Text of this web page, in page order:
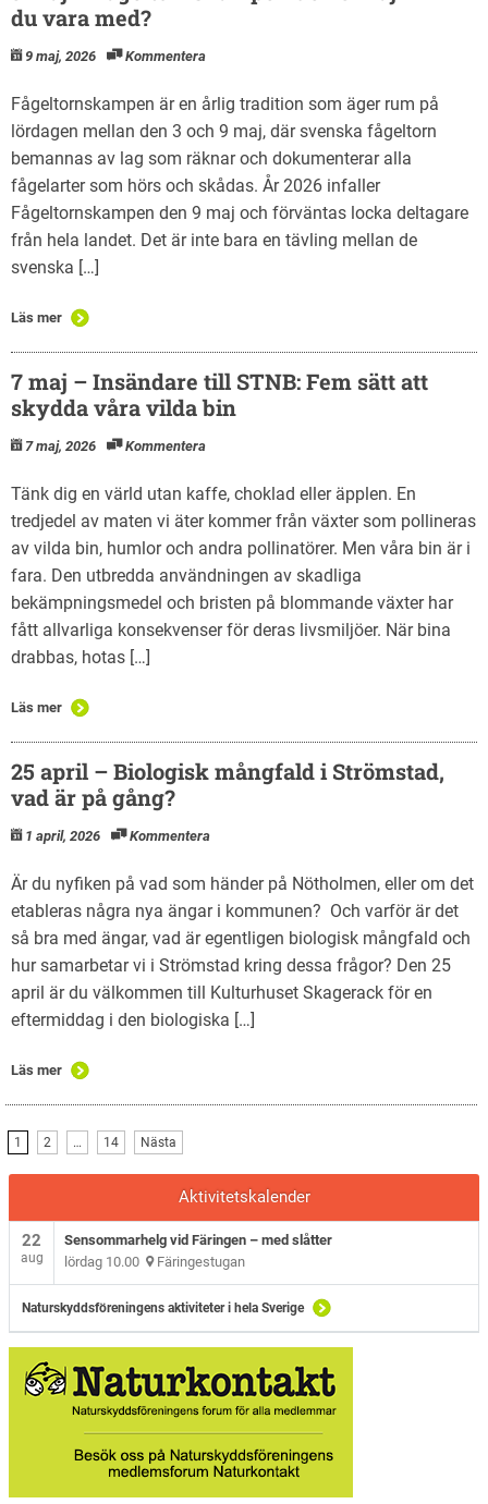
du vara med?
9 maj, 2026 Kommentera
Fågeltornskampen är en årlig tradition som äger rum på
lördagen mellan den 3 och 9 maj, där svenska fågeltorn
bemannas av lag som räknar och dokumenterar alla
fågelarter som hörs och skådas. År 2026 infaller
Fågeltornskampen den 9 maj och förväntas locka deltagare
från hela landet. Det är inte bara en tävling mellan de
svenska […]
Läs mer
7 maj – Insändare till STNB: Fem sätt att
skydda våra vilda bin
7 maj, 2026 Kommentera
Tänk dig en värld utan kaffe, choklad eller äpplen. En
tredjedel av maten vi äter kommer från växter som pollineras
av vilda bin, humlor och andra pollinatörer. Men våra bin är i
fara. Den utbredda användningen av skadliga
bekämpningsmedel och bristen på blommande växter har
fått allvarliga konsekvenser för deras livsmiljöer. När bina
drabbas, hotas […]
Läs mer
25 april – Biologisk mångfald i Strömstad,
vad är på gång?
1 april, 2026 Kommentera
Är du nyfiken på vad som händer på Nötholmen, eller om det
etableras några nya ängar i kommunen? Och varför är det
så bra med ängar, vad är egentligen biologisk mångfald och
hur samarbetar vi i Strömstad kring dessa frågor? Den 25
april är du välkommen till Kulturhuset Skagerack för en
eftermiddag i den biologiska […]
Läs mer
1 2 … 14 Nästa
Aktivitetskalender
22
aug
Sensommarhelg vid Färingen – med slåtter
lördag 10.00 Färingestugan
Naturskyddsföreningens aktiviteter i hela Sverige